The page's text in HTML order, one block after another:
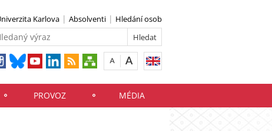
Karlova Absolventi Hledání osob
PROVOZ MÉDIA